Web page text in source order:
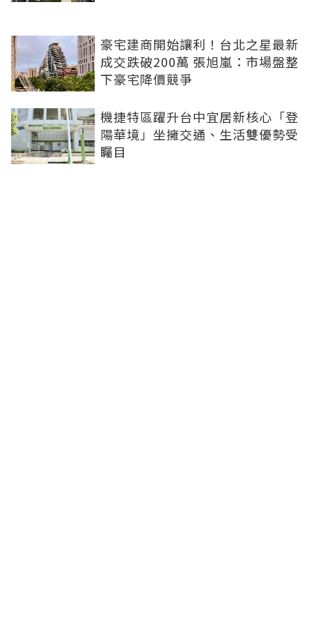
豪宅建商開始讓利！台北之星最新
成交跌破200萬 張旭嵐：市場盤整
下豪宅降價競爭
機捷特區躍升台中宜居新核心「登
陽華境」坐擁交通、生活雙優勢受
矚目